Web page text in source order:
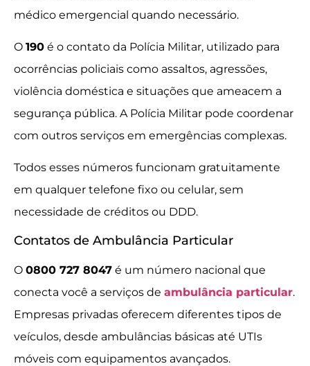
médico emergencial quando necessário.
O 190 é o contato da Polícia Militar, utilizado para
ocorrências policiais como assaltos, agressões,
violência doméstica e situações que ameacem a
segurança pública. A Polícia Militar pode coordenar
com outros serviços em emergências complexas.
Todos esses números funcionam gratuitamente
em qualquer telefone fixo ou celular, sem
necessidade de créditos ou DDD.
Contatos de Ambulância Particular
O 0800 727 8047 é um número nacional que
conecta você a serviços de ambulância particular.
Empresas privadas oferecem diferentes tipos de
veículos, desde ambulâncias básicas até UTIs
móveis com equipamentos avançados.